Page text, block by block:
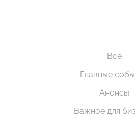
Все
Главные
Анонсы
Важное для